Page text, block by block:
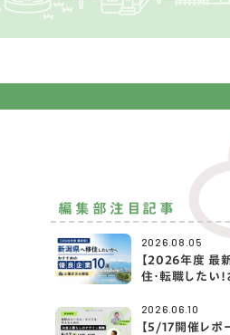
編集部注目記事
2026.08.05
【2026年度 最
住・転職したい
2026.06.10
【5/17開催レポ